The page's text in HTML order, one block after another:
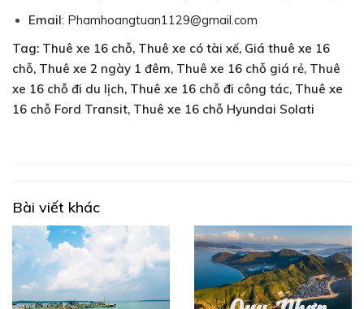
Email: Phamhoangtuan1129@gmail.com
Tag: Thuê xe 16 chỗ, Thuê xe có tài xế, Giá thuê xe 16
chỗ, Thuê xe 2 ngày 1 đêm, Thuê xe 16 chỗ giá rẻ, Thuê
xe 16 chỗ đi du lịch, Thuê xe 16 chỗ đi công tác, Thuê xe
16 chỗ Ford Transit, Thuê xe 16 chỗ Hyundai Solati
Bài viết khác